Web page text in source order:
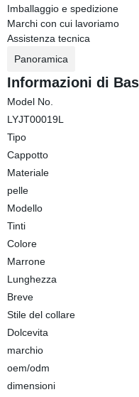
Imballaggio e spedizione
Marchi con cui lavoriamo
Assistenza tecnica
Panoramica
Informazioni di
Model No.
LYJT00019L
Tipo
Cappotto
Materiale
pelle
Modello
Tinti
Colore
Marrone
Lunghezza
Breve
Stile del collare
Dolcevita
marchio
oem/odm
dimensioni